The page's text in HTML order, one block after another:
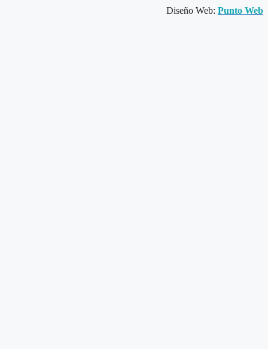
Diseño Web: Punto Web